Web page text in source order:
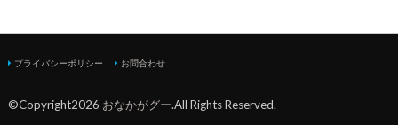
プライバシーポリシー お問合わせ
©Copyright2026 おなかがグー.All Rights Reserved.